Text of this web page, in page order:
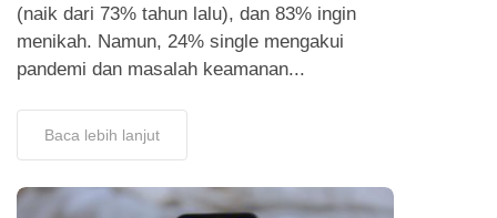
(naik dari 73% tahun lalu), dan 83% ingin
menikah. Namun, 24% single mengakui
pandemi dan masalah keamanan...
Baca lebih lanjut